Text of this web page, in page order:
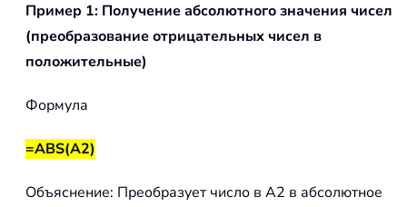
Пример 1: Получение абсолютного значения чисел
(преобразование отрицательных чисел в
положительные)
Формула
=ABS(A2)
Объяснение: Преобразует число в A2 в абсолютное